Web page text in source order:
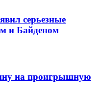
серьезные
и Байденом
на проигрышную